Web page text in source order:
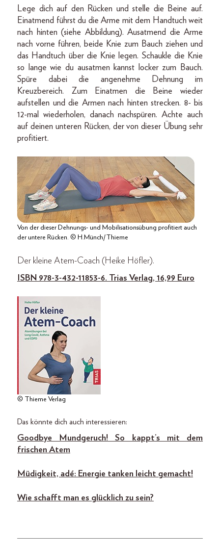
Lege dich auf den Rücken und stelle die Beine auf.
Einatmend führst du die Arme mit dem Handtuch weit
nach hinten (siehe Abbildung). Ausatmend die Arme
nach vorne führen, beide Knie zum Bauch ziehen und
das Handtuch über die Knie legen. Schaukle die Knie
so lange wie du ausatmen kannst locker zum Bauch.
Spüre dabei die angenehme Dehnung im
Kreuzbereich. Zum Einatmen die Beine wieder
aufstellen und die Armen nach hinten strecken. 8- bis
12-mal wiederholen, danach nachspüren. Achte auch
auf deinen unteren Rücken, der von dieser Übung sehr
profitiert.
Von der dieser Dehnungs- und Mobilisationsübung profitiert auch
der untere Rücken. © H.Münch/Thieme
Der kleine Atem-Coach (Heike Höfler).
ISBN 978-3-432-11853-6. Trias Verlag, 16,99 Euro
© Thieme Verlag
Das könnte dich auch interessieren:
Goodbye Mundgeruch! So kappt’s mit dem
frischen Atem
Müdigkeit, adé: Energie tanken leicht gemacht!
Wie schafft man es glücklich zu sein?